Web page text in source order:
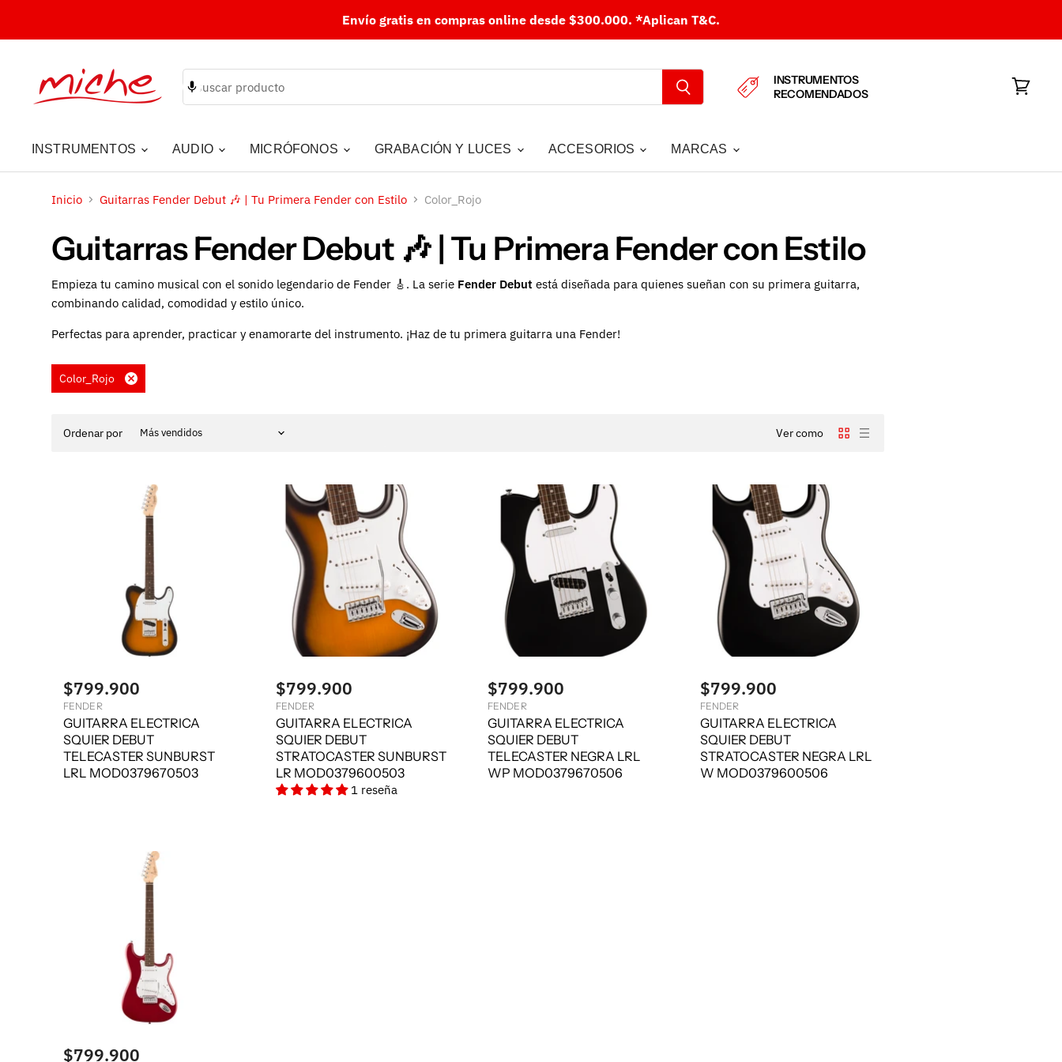
Envío gratis en compras online desde $300.000. *Aplican T&C.
INSTRUMENTOS
RECOMENDADOS
INSTRUMENTOS AUDIO MICRÓFONOS GRABACIÓN Y LUCES ACCESORIOS MARCAS
Inicio Guitarras Fender Debut 🎶 | Tu Primera Fender con Estilo Color_Rojo
Guitarras Fender Debut 🎶 | Tu Primera Fender con Estilo
Empieza tu camino musical con el sonido legendario de Fender 🎸. La serie Fender Debut está diseñada para quienes sueñan con su primera guitarra,
combinando calidad, comodidad y estilo único.
Perfectas para aprender, practicar y enamorarte del instrumento. ¡Haz de tu primera guitarra una Fender!
Color_Rojo
Eliminar
Ordenar por Ver como
$799.900
FENDER
GUITARRA ELECTRICA
SQUIER DEBUT
TELECASTER SUNBURST
LRL MOD0379670503
$799.900
FENDER
GUITARRA ELECTRICA
SQUIER DEBUT
STRATOCASTER SUNBURST
LR MOD0379600503
1 reseña
$799.900
FENDER
GUITARRA ELECTRICA
SQUIER DEBUT
TELECASTER NEGRA LRL
WP MOD0379670506
$799.900
FENDER
GUITARRA ELECTRICA
SQUIER DEBUT
STRATOCASTER NEGRA LRL
W MOD0379600506
$799.900